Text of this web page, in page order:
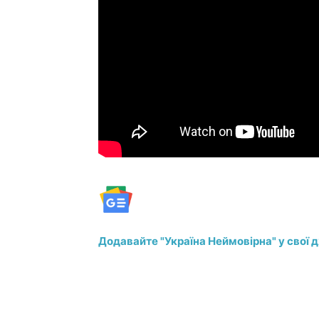
Додавайте "Україна Неймовірна" у свої